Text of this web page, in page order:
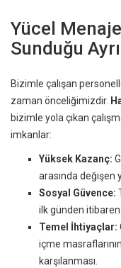
Yücel
Sunduğu
Bizimle çalışan
zaman önceliğimizdir.
bizimle yola çıkan
imkanlar:
Yüksek Kazanç:
arasında değişen
Sosyal Güvence:
ilk günden itibaren
Temel İhtiyaçlar:
içme
karşılanması.